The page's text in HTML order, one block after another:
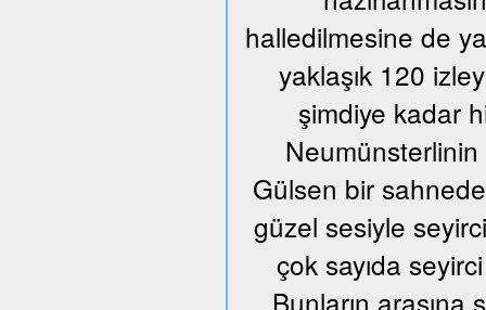
halledilmesine de
yaklaşık 120
şimdiye kadar
Gülsen bir
güzel sesiyle
çok sayıda
Bunların